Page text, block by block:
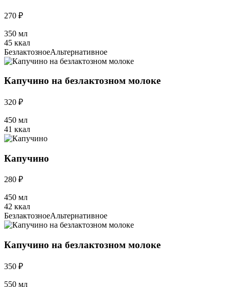
270 ₽
350 мл
45 ккал
БезлактозноеАльтернативное
Капучино на безлактозном молоке
320 ₽
450 мл
41 ккал
Капучино
280 ₽
450 мл
42 ккал
БезлактозноеАльтернативное
Капучино на безлактозном молоке
350 ₽
550 мл